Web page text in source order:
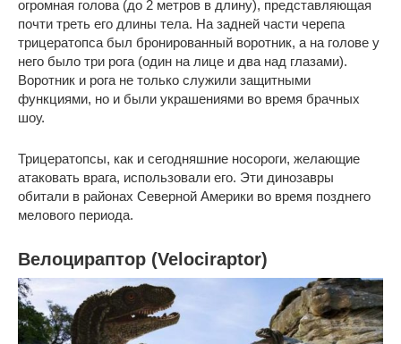
огромная голова (до 2 метров в длину), представляющая
почти треть его длины тела. На задней части черепа
трицератопса был бронированный воротник, а на голове у
него было три рога (один на лице и два над глазами).
Воротник и рога не только служили защитными
функциями, но и были украшениями во время брачных
шоу.
Трицератопсы, как и сегодняшние носороги, желающие
атаковать врага, использовали его. Эти динозавры
обитали в районах Северной Америки во время позднего
мелового периода.
Велоцираптор (Velociraptor)